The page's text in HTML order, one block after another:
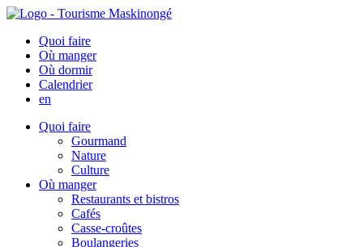
Quoi faire
Où manger
Où dormir
Calendrier
en
Quoi faire
Gourmand
Nature
Culture
Où manger
Restaurants et bistros
Cafés
Casse-croûtes
Boulangeries